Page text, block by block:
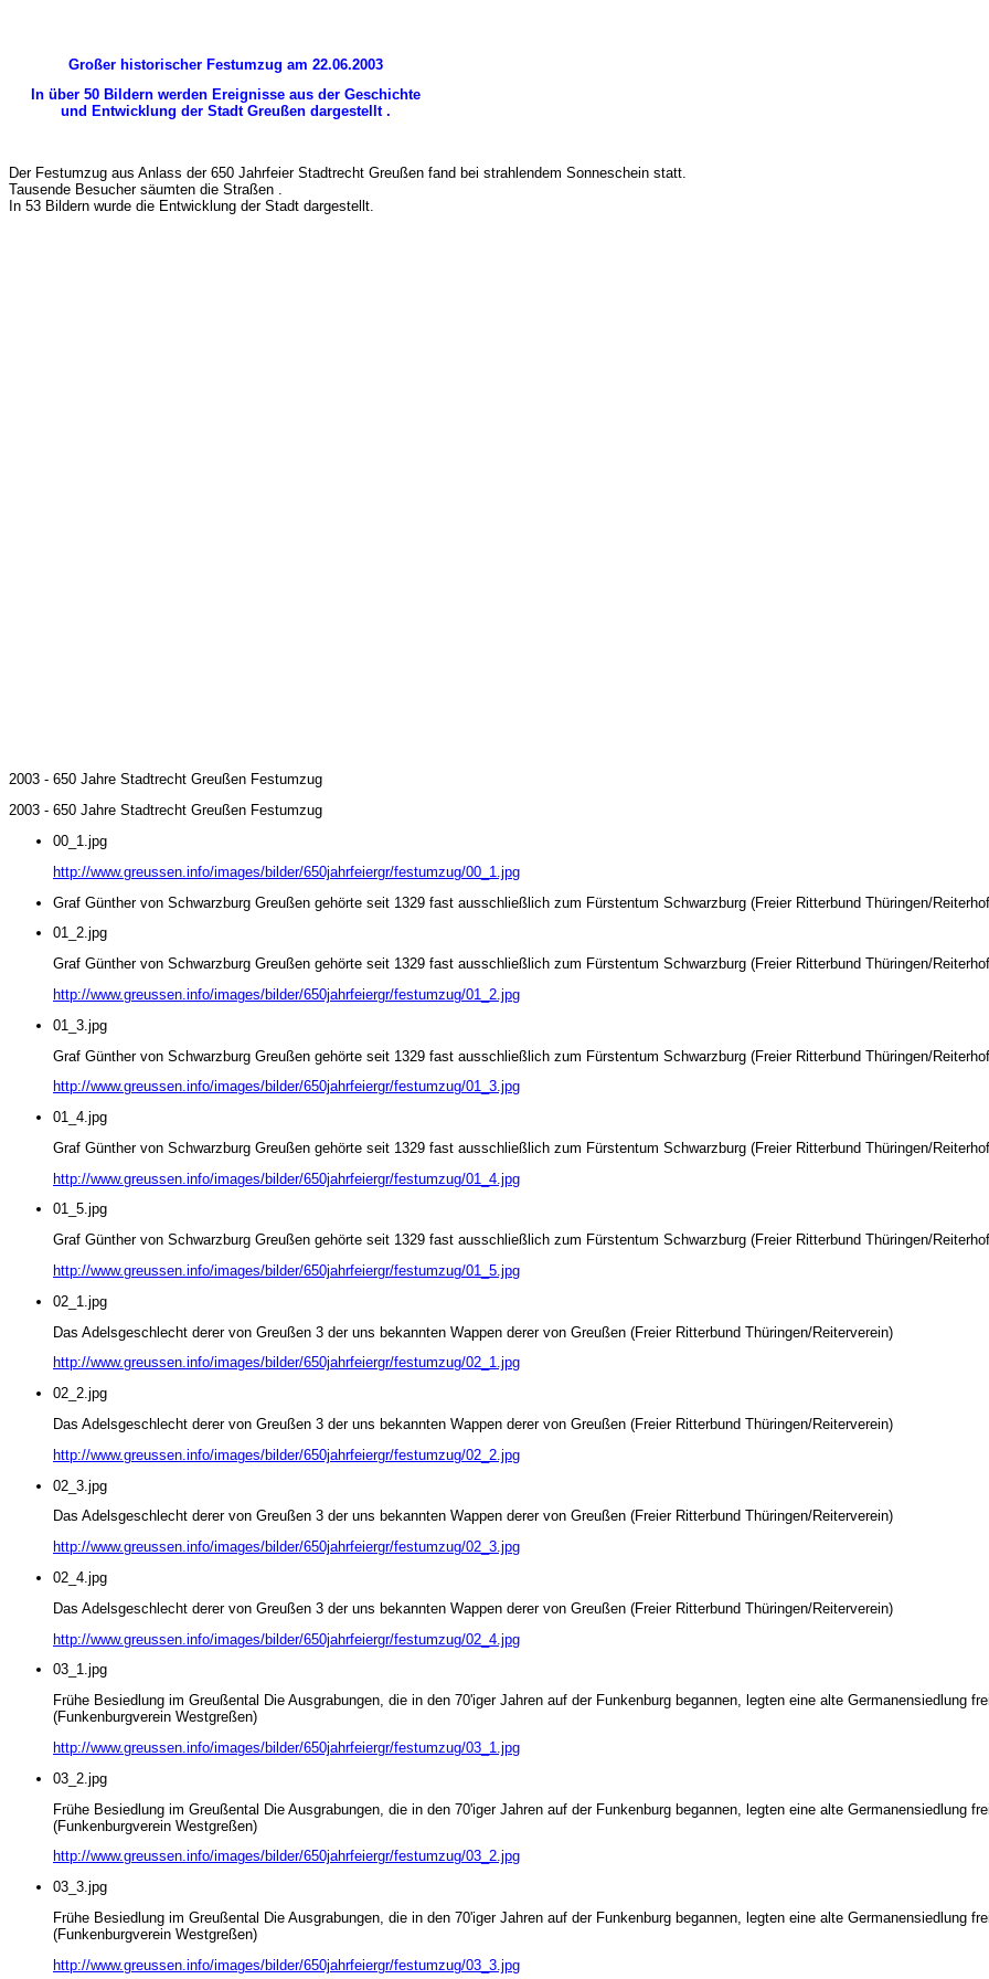
Großer historischer Festumzug am 22.06.2003
In über 50 Bildern werden Ereignisse aus der Geschichte
und Entwicklung der Stadt Greußen dargestellt .
Der Festumzug aus Anlass der 650 Jahrfeier Stadtrecht Greußen fand bei strahlendem Sonneschein statt.
Tausende Besucher säumten die Straßen .
In 53 Bildern wurde die Entwicklung der Stadt dargestellt.
2003 - 650 Jahre Stadtrecht Greußen Festumzug
2003 - 650 Jahre Stadtrecht Greußen Festumzug
00_1.jpg
http://www.greussen.info/images/bilder/650jahrfeiergr/festumzug/00_1.jpg
Graf Günther von Schwarzburg Greußen gehörte seit 1329 fast ausschließlich zum Fürstentum Schwarzburg (Freier Ritterbund Thüringen/
01_2.jpg
Graf Günther von Schwarzburg Greußen gehörte seit 1329 fast ausschließlich zum Fürstentum Schwarzburg (Freier Ritterbund Thüringen/
http://www.greussen.info/images/bilder/650jahrfeiergr/festumzug/01_2.jpg
01_3.jpg
Graf Günther von Schwarzburg Greußen gehörte seit 1329 fast ausschließlich zum Fürstentum Schwarzburg (Freier Ritterbund Thüringen/
http://www.greussen.info/images/bilder/650jahrfeiergr/festumzug/01_3.jpg
01_4.jpg
Graf Günther von Schwarzburg Greußen gehörte seit 1329 fast ausschließlich zum Fürstentum Schwarzburg (Freier Ritterbund Thüringen/
http://www.greussen.info/images/bilder/650jahrfeiergr/festumzug/01_4.jpg
01_5.jpg
Graf Günther von Schwarzburg Greußen gehörte seit 1329 fast ausschließlich zum Fürstentum Schwarzburg (Freier Ritterbund Thüringen/
http://www.greussen.info/images/bilder/650jahrfeiergr/festumzug/01_5.jpg
02_1.jpg
Das Adelsgeschlecht derer von Greußen 3 der uns bekannten Wappen derer von Greußen (Freier Ritterbund Thüringen/Reiterverein)
http://www.greussen.info/images/bilder/650jahrfeiergr/festumzug/02_1.jpg
02_2.jpg
Das Adelsgeschlecht derer von Greußen 3 der uns bekannten Wappen derer von Greußen (Freier Ritterbund Thüringen/Reiterverein)
http://www.greussen.info/images/bilder/650jahrfeiergr/festumzug/02_2.jpg
02_3.jpg
Das Adelsgeschlecht derer von Greußen 3 der uns bekannten Wappen derer von Greußen (Freier Ritterbund Thüringen/Reiterverein)
http://www.greussen.info/images/bilder/650jahrfeiergr/festumzug/02_3.jpg
02_4.jpg
Das Adelsgeschlecht derer von Greußen 3 der uns bekannten Wappen derer von Greußen (Freier Ritterbund Thüringen/Reiterverein)
http://www.greussen.info/images/bilder/650jahrfeiergr/festumzug/02_4.jpg
03_1.jpg
Frühe Besiedlung im Greußental Die Ausgrabungen, die in den 70'iger Jahren auf der Funkenburg begannen, legten eine alte Germanensiedlung
(Funkenburgverein Westgreßen)
http://www.greussen.info/images/bilder/650jahrfeiergr/festumzug/03_1.jpg
03_2.jpg
Frühe Besiedlung im Greußental Die Ausgrabungen, die in den 70'iger Jahren auf der Funkenburg begannen, legten eine alte Germanensiedlung
(Funkenburgverein Westgreßen)
http://www.greussen.info/images/bilder/650jahrfeiergr/festumzug/03_2.jpg
03_3.jpg
Frühe Besiedlung im Greußental Die Ausgrabungen, die in den 70'iger Jahren auf der Funkenburg begannen, legten eine alte Germanensiedlung
(Funkenburgverein Westgreßen)
http://www.greussen.info/images/bilder/650jahrfeiergr/festumzug/03_3.jpg